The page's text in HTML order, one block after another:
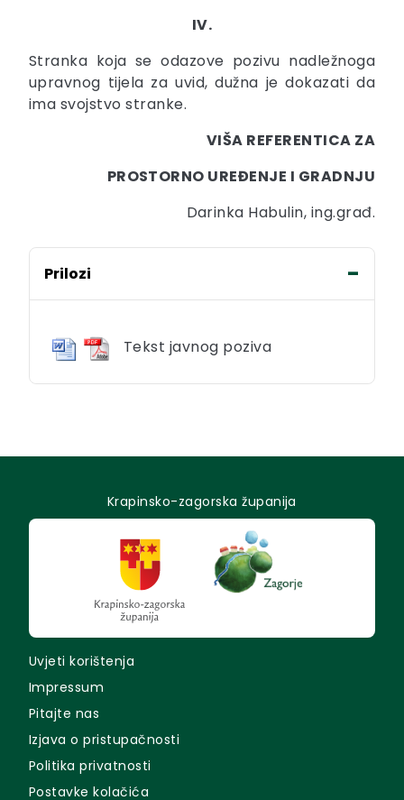
IV.
Stranka koja se odazove pozivu nadležnoga
upravnog tijela za uvid, dužna je dokazati da
ima svojstvo stranke.
VIŠA REFERENTICA ZA
PROSTORNO UREĐENJE I GRADNJU
Darinka Habulin, ing.građ.
Prilozi
Tekst javnog poziva
Krapinsko-zagorska županija
Uvjeti korištenja
Impressum
Pitajte nas
Izjava o pristupačnosti
Politika privatnosti
Postavke kolačića